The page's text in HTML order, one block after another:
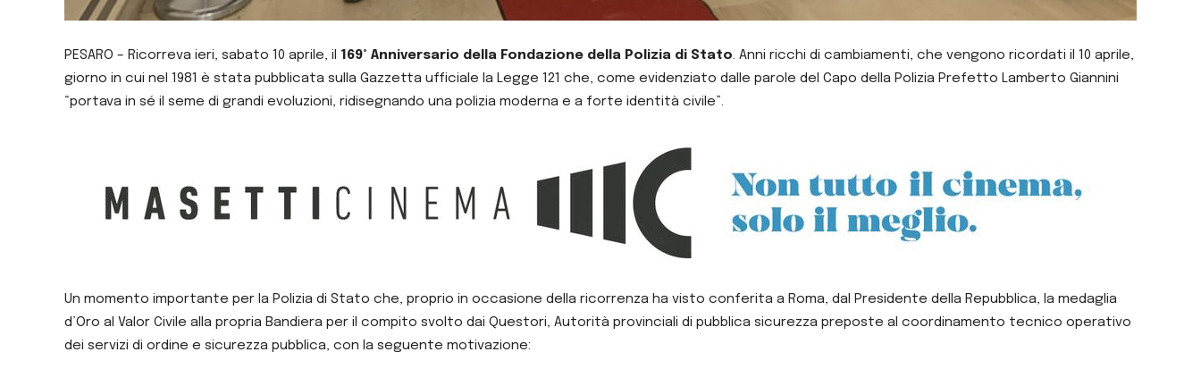
PESARO – Ricorreva ieri, sabato 10 aprile, il 169° Anniversario della Fondazione della Polizia di Stato. Anni ricchi di cambiamenti, che vengono ricordati il 10 aprile,
giorno in cui nel 1981 è stata pubblicata sulla Gazzetta ufficiale la Legge 121 che, come evidenziato dalle parole del Capo della Polizia Prefetto Lamberto Giannini
“portava in sé il seme di grandi evoluzioni, ridisegnando una polizia moderna e a forte identità civile”.
Un momento importante per la Polizia di Stato che, proprio in occasione della ricorrenza ha visto conferita a Roma, dal Presidente della Repubblica, la medaglia
d’Oro al Valor Civile alla propria Bandiera per il compito svolto dai Questori, Autorità provinciali di pubblica sicurezza preposte al coordinamento tecnico operativo
dei servizi di ordine e sicurezza pubblica, con la seguente motivazione: